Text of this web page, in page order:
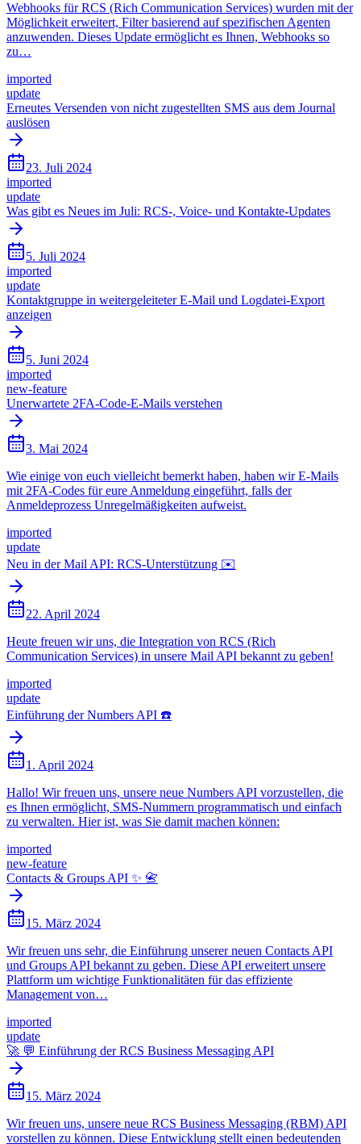
Webhooks für RCS (Rich Communication Services) wurden mit der
Möglichkeit erweitert, Filter basierend auf spezifischen Agenten
anzuwenden. Dieses Update ermöglicht es Ihnen, Webhooks so
zu…
imported
update
Erneutes Versenden von nicht zugestellten SMS aus dem Journal
auslösen
23. Juli 2024
imported
update
Was gibt es Neues im Juli: RCS-, Voice- und Kontakte-Updates
5. Juli 2024
imported
update
Kontaktgruppe in weitergeleiteter E-Mail und Logdatei-Export
anzeigen
5. Juni 2024
imported
new-feature
Unerwartete 2FA-Code-E-Mails verstehen
3. Mai 2024
Wie einige von euch vielleicht bemerkt haben, haben wir E-Mails
mit 2FA-Codes für eure Anmeldung eingeführt, falls der
Anmeldeprozess Unregelmäßigkeiten aufweist.
imported
update
Neu in der Mail API: RCS-Unterstützung ✉️
22. April 2024
Heute freuen wir uns, die Integration von RCS (Rich
Communication Services) in unsere Mail API bekannt zu geben!
imported
update
Einführung der Numbers API ☎️
1. April 2024
Hallo! Wir freuen uns, unsere neue Numbers API vorzustellen, die
es Ihnen ermöglicht, SMS-Nummern programmatisch und einfach
zu verwalten. Hier ist, was Sie damit machen können:
imported
new-feature
Contacts & Groups API ✨ 📇
15. März 2024
Wir freuen uns sehr, die Einführung unserer neuen Contacts API
und Groups API bekannt zu geben. Diese API erweitert unsere
Plattform um wichtige Funktionalitäten für das effiziente
Management von…
imported
update
🚀 💬 Einführung der RCS Business Messaging API
15. März 2024
Wir freuen uns, unsere neue RCS Business Messaging (RBM) API
vorstellen zu können. Diese Entwicklung stellt einen bedeutenden